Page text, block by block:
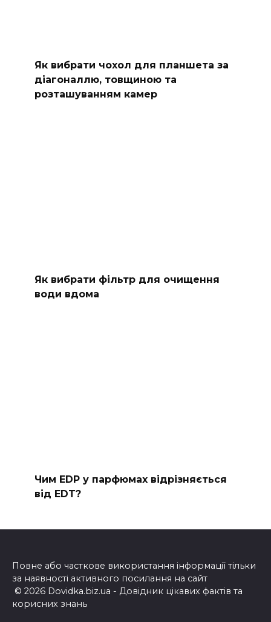
Як вибрати чохол для планшета за
діагоналлю, товщиною та
розташуванням камер
Як вибрати фільтр для очищення
води вдома
Чим EDP у парфюмах відрізняється
від EDT?
Повне або часткове використання інформації тільки
за наявності активного посилання на сайт
© 2026 Dovidka.biz.ua - Довідник цікавих фактів та
корисних знань